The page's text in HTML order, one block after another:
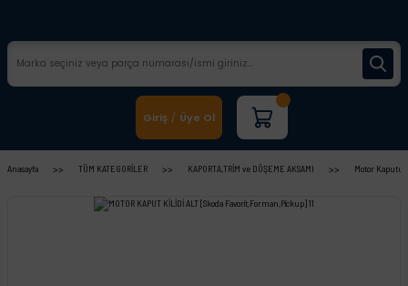
Giriş / Üye Ol
Anasayfa TÜM KATEGORİLER KAPORTA,TRİM ve DÖŞEME AKSAMI Motor Kaputu